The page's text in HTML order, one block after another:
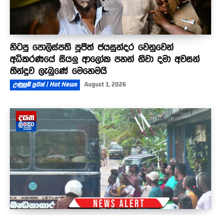
හිටපු පොලිස්පති පූජිත් ජයසුන්දර වෙනුවෙන්
අධිකරණයේ සියලු ආලෝක පහන් නිවා දමා අවසන්
තීන්දුව ලැබුණේ මෙහෙමයි
උණුසුම් පුවත් | Hot News August 1, 2026